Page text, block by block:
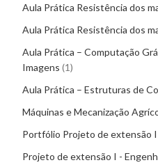
Aula Prática Resistência dos
Aula Prática Resistência dos
Aula Prática – Computação
Imagens 1
Aula Prática – Estruturas de
Máquinas e Mecanização
Portfólio Projeto de extensão I
Projeto de extensão I -